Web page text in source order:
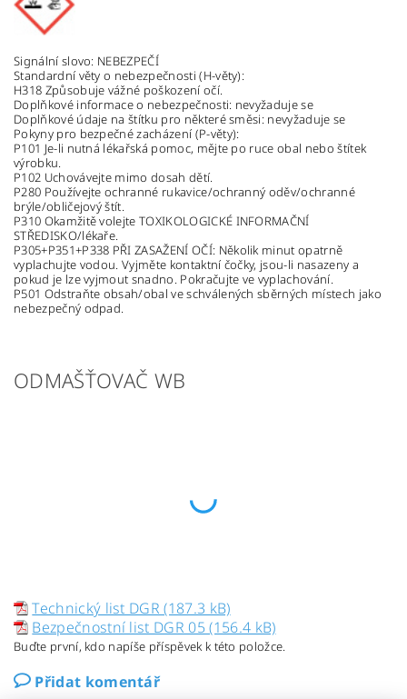
Signální slovo: NEBEZPEČÍ
Standardní věty o nebezpečnosti (H-věty):
H318 Způsobuje vážné poškození očí.
Doplňkové informace o nebezpečnosti: nevyžaduje se
Doplňkové údaje na štítku pro některé směsi: nevyžaduje se
Pokyny pro bezpečné zacházení (P-věty):
P101 Je-li nutná lékařská pomoc, mějte po ruce obal nebo štítek
výrobku.
P102 Uchovávejte mimo dosah dětí.
P280 Používejte ochranné rukavice/ochranný oděv/ochranné
brýle/obličejový štít.
P310 Okamžitě volejte TOXIKOLOGICKÉ INFORMAČNÍ
STŘEDISKO/lékaře.
P305+P351+P338 PŘI ZASAŽENÍ OČÍ: Několik minut opatrně
vyplachujte vodou. Vyjměte kontaktní čočky, jsou-li nasazeny a
pokud je lze vyjmout snadno. Pokračujte ve vyplachování.
P501 Odstraňte obsah/obal ve schválených sběrných místech jako
nebezpečný odpad.
ODMAŠŤOVAČ WB
Technický list DGR (187.3 kB)
Bezpečnostní list DGR 05 (156.4 kB)
Buďte první, kdo napíše příspěvek k této položce.
Přidat komentář